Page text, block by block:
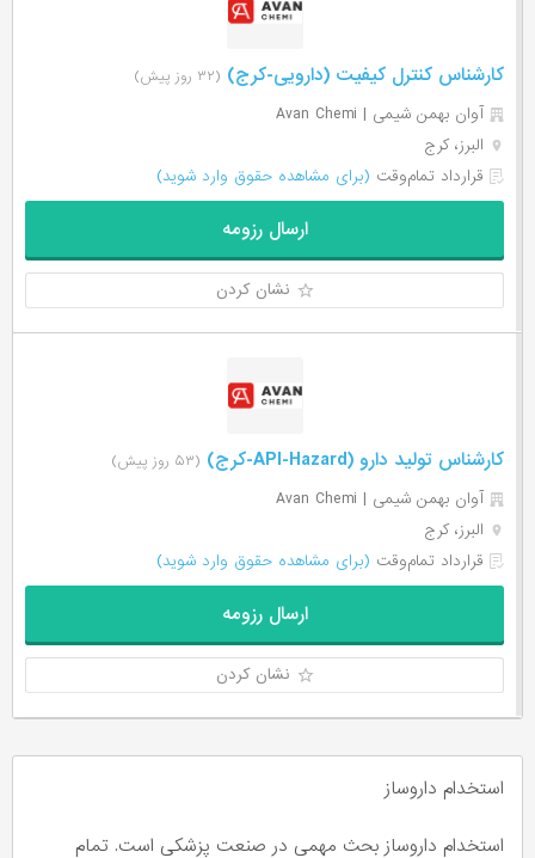
کارشناس کنترل کیفیت (دارویی-کرج) (۳۲ روز پیش)
آوان بهمن شیمی | Avan Chemi
البرز، کرج
قرارداد تمام‌وقت (برای مشاهده حقوق وارد شوید)
ارسال رزومه
نشان کردن
کارشناس تولید دارو (API-Hazard-کرج) (۵۳ روز پیش)
آوان بهمن شیمی | Avan Chemi
البرز، کرج
قرارداد تمام‌وقت (برای مشاهده حقوق وارد شوید)
ارسال رزومه
نشان کردن
استخدام داروساز
استخدام داروساز بحث مهمی در صنعت پزشکی است. تمام